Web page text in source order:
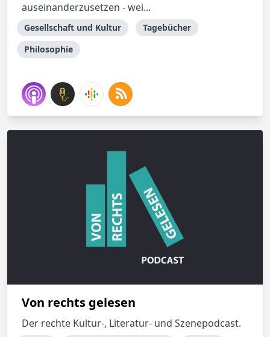
auseinanderzusetzen - wei...
Gesellschaft und Kultur
Tagebücher
Philosophie
Von rechts gelesen
Der rechte Kultur-, Literatur- und Szenepodcast.